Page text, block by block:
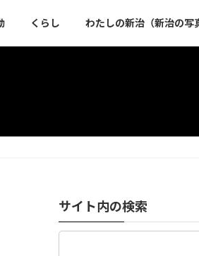
くらし わたしの新治（新治の写
サイト内の検索